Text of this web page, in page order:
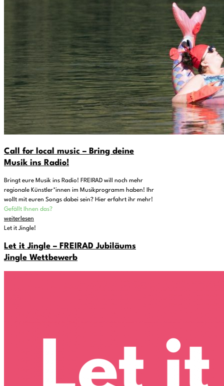
Call for local music – Bring deine
Musik ins Radio!
Bringt eure Musik ins Radio! FREIRAD will noch mehr
regionale Künstler*innen im Musikprogramm haben! Ihr
wollt mit euren Songs dabei sein? Hier erfahrt ihr mehr!
Gefällt Ihnen das?
weiterlesen
Let it Jingle!
Let it Jingle – FREIRAD Jubiläums
Jingle Wettbewerb